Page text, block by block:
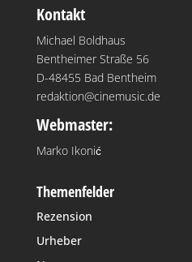
Kontakt
Michael Boldhaus
Bentheimer Straße 56
D-48455 Bad Bentheim
redaktion@cinemusic.de
Webmaster:
Marko Ikonić
Themenfelder
Rezension
Urheber